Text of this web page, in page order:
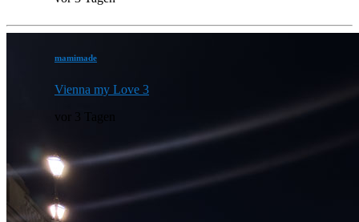
mamimade
Vienna my Love 3
vor 3 Tagen